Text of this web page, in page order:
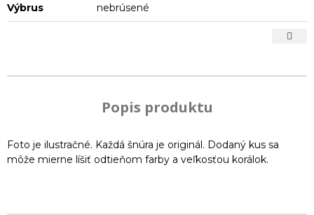
Výbrus nebrúsené
Popis produktu
Foto je ilustračné. Každá šnúra je originál. Dodaný kus sa
môže mierne líšiť odtieňom farby a veľkosťou korálok.